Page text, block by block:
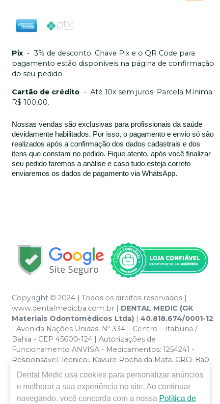
Pix - 3% de desconto. Chave Pix e o QR Code para
pagamento estão disponíveis na página de confirmação
do seu pedido.
Cartão de crédito - Até 10x sem juros. Parcela Mínima
R$ 100,00.
Nossas vendas são exclusivas para profissionais da saúde
devidamente habilitados. Por isso, o pagamento e envio só são
realizados após a confirmação dos dados cadastrais e dos
itens que constam no pedido. Fique atento, após você finalizar
seu pedido faremos a análise e caso tudo esteja correto
enviaremos os dados de pagamento via WhatsApp.
Copyright © 2024 | Todos os direitos reservados |
www.dentalmedicba.com.br | DENTAL MEDIC (GK
Materiais Odontomédicos Ltda) | 40.818.674/0001-12
| Avenida Nações Unidas, Nº 334 – Centro – Itabuna /
Bahia - CEP 45600-124 | Autorizações de
Funcionamento ANVISA - Medicamentos: 1254241 -
Responsável Técnico:. Kayure Rocha da Mata. CRO-Ba0
nº 13379 | Política de Privacidade e Segurança - Fotos
meramente ilustrativas - Os preços e condições da loja
virtual estão sujeitos a alterações. Em caso de
divergência de preços no site, o valor válido é o do
Dental Medic usa cookies para personalizar anúncios
e melhorar a sua experiência no site. Ao continuar
navegando, você concorda com a nossa Política de